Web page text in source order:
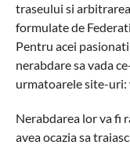
traseului si
formulate de
Pentru acei
nerabdare sa vada
urmatoarele site-
Nerabdarea lor va fi
avea ocazia sa